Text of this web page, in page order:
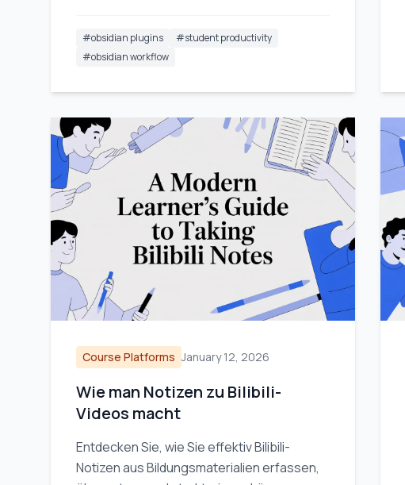
#obsidian plugins #student productivity
#obsidian workflow
Course Platforms January 12, 2026
Wie man Notizen zu Bilibili-
Videos macht
Entdecken Sie, wie Sie effektiv Bilibili-
Notizen aus Bildungsmaterialien erfassen,